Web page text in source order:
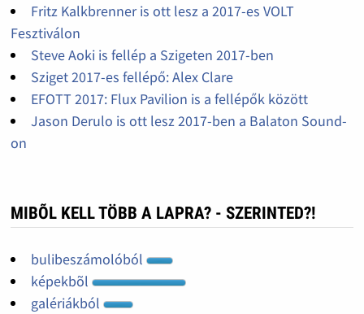
Fritz Kalkbrenner is ott lesz a 2017-es VOLT
Fesztiválon
Steve Aoki is fellép a Szigeten 2017-ben
Sziget 2017-es fellépő: Alex Clare
EFOTT 2017: Flux Pavilion is a fellépők között
Jason Derulo is ott lesz 2017-ben a Balaton Sound-
on
MIBÕL KELL TÖBB A LAPRA? - SZERINTED?!
bulibeszámolóból
képekbõl
galériákból